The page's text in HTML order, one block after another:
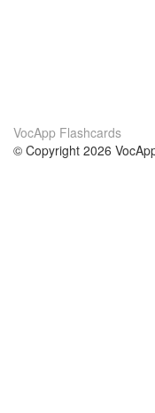
VocApp Flashcards
© Copyright 2026